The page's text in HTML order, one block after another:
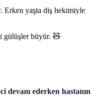
Erken yaşta diş hekimiyle
gülüşler büyür. 🧸
devam ederken hastanın